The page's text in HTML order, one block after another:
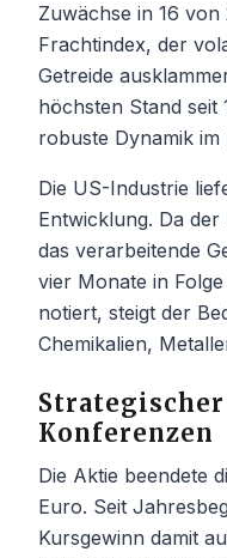
Zuwächse in 16
Frachtindex, der
Getreide
höchsten Stand seit
robuste Dynamik
Die US-Industrie
Entwicklung. Da
das verarbeitende
vier Monate in
notiert, steigt der
Chemikalien,
Konferenzen
Die Aktie beendete
Euro. Seit
Kursgewinn damit